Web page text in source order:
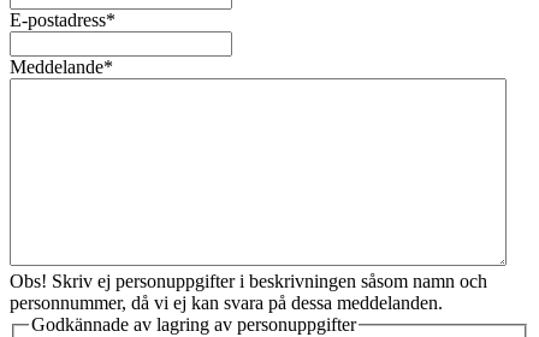
E-postadress*
Meddelande*
Obs! Skriv ej personuppgifter i beskrivningen såsom namn och
personnummer, då vi ej kan svara på dessa meddelanden.
Godkännade av lagring av personuppgifter